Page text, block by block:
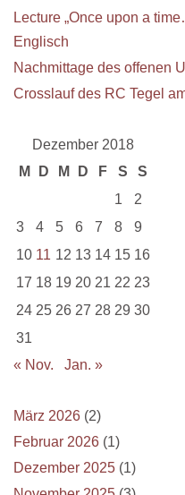
Lecture „Once upon a
Englisch
Nachmittage des offenen
Crosslauf des RC Tegel
Dezember 2018
M
D M D F S
S
1
2
3
4 5 6 7 8
9
10 11 12 13 14 15 16
17 18 19 20 21 22 23
24 25 26 27 28 29 30
31
« Nov.
Jan. »
März 2026 (2)
Februar 2026 (1)
Dezember 2025 (1)